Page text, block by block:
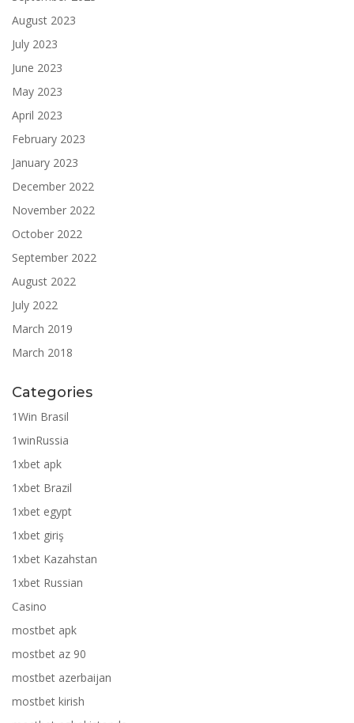
August 2023
July 2023
June 2023
May 2023
April 2023
February 2023
January 2023
December 2022
November 2022
October 2022
September 2022
August 2022
July 2022
March 2019
March 2018
Categories
1Win Brasil
1winRussia
1xbet apk
1xbet Brazil
1xbet egypt
1xbet giriş
1xbet Kazahstan
1xbet Russian
Casino
mostbet apk
mostbet az 90
mostbet azerbaijan
mostbet kirish